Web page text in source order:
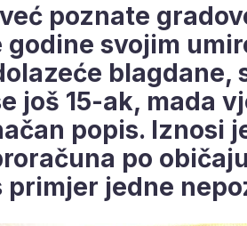
poznate
godine svojim
blagdane,
još 15-ak, mada
popis. Iznosi
po
primjer jedne